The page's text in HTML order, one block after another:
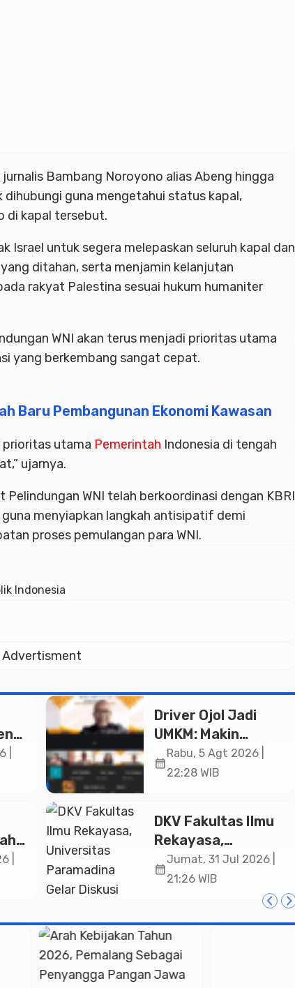
Bambang Noroyono alias Abeng hingga
guna mengetahui status kapal,
di kapal tersebut.
Israel untuk segera melepaskan seluruh kapal dan
ditahan, serta menjamin kelanjutan
rakyat Palestina sesuai hukum humaniter
WNI akan terus menjadi prioritas utama
yang berkembang sangat cepat.
Baru Pembangunan Ekonomi Kawasan
prioritas utama Pemerintah Indonesia di tengah
ujarnya.
Pelindungan WNI telah berkoordinasi dengan KBRI
guna menyiapkan langkah antisipatif demi
proses pemulangan para WNI.
Indonesia
Advertisment
|
Driver Ojol Jadi
UMKM: Makin
Sejahtera atau
Merana? Ini
calendar_month
Rabu, 5 Agt 2026 |
22:28 WIB
|
DKV Fakultas Ilmu
Rekayasa,
Universitas
Paramadina Gelar
calendar_month
Jumat, 31 Jul 2026 |
21:26 WIB